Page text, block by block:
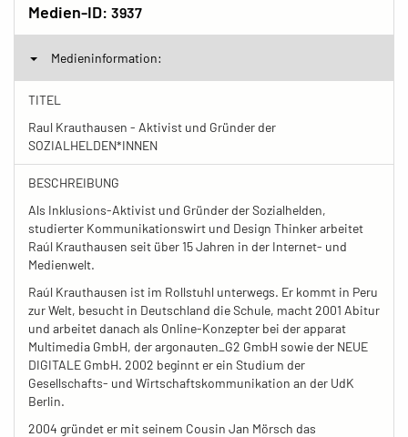
Medien-ID: 3937
Medieninformation:
TITEL
Raul Krauthausen - Aktivist und Gründer der
SOZIALHELDEN*INNEN
BESCHREIBUNG
Als Inklusions-Aktivist und Gründer der Sozialhelden,
studierter Kommunikationswirt und Design Thinker arbeitet
Raúl Krauthausen seit über 15 Jahren in der Internet- und
Medienwelt.
Raúl Krauthausen ist im Rollstuhl unterwegs. Er kommt in Peru
zur Welt, besucht in Deutschland die Schule, macht 2001 Abitur
und arbeitet danach als Online-Konzepter bei der apparat
Multimedia GmbH, der argonauten_G2 GmbH sowie der NEUE
DIGITALE GmbH. 2002 beginnt er ein Studium der
Gesellschafts- und Wirtschaftskommunikation an der UdK
Berlin.
2004 gründet er mit seinem Cousin Jan Mörsch das